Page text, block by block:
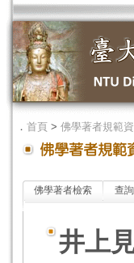
． 首頁 > 佛學著者規範
佛學著者檢索 查
井上